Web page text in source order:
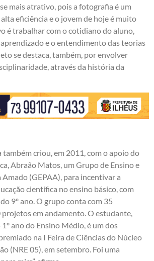
mais atrativo, pois a fotografia é um
eficiência e o jovem de hoje é muito
é trabalhar com o cotidiano do aluno,
e o entendimento das teorias
se destaca, também, por envolver
através da história da
também criou, em 2011, com o apoio do
Abraão Matos, um Grupo de Ensino e
(GEPAA), para incentivar a
científica no ensino básico, com
9º ano. O grupo conta com 35
em andamento. O estudante,
ano do Ensino Médio, é um dos
na I Feira de Ciências do Núcleo
(NRE 05), em setembro. Foi uma